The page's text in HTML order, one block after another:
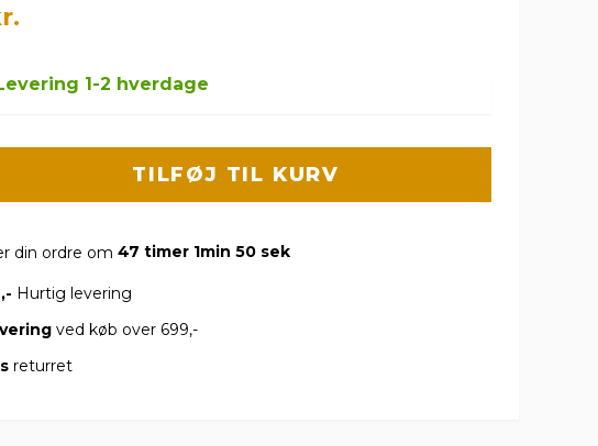
1-2 hverdage
TILFØJ TIL KURV
din ordre om 47 timer 1min 50 sek
Hurtig levering
ved køb over 699,-
returret